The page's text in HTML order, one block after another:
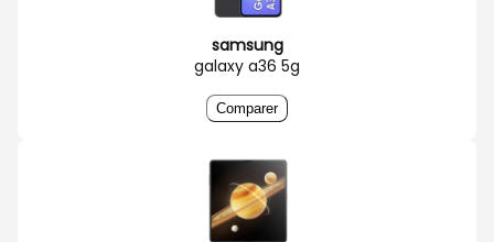
samsung
galaxy a36 5g
Comparer